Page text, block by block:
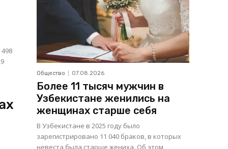
Общество 07.08.2026
Более 11 тысяч мужчин в
Узбекистане женились на
женщинах старше себя
В Узбекистане в 2025 году было
зарегистрировано 11 040 браков, в которых